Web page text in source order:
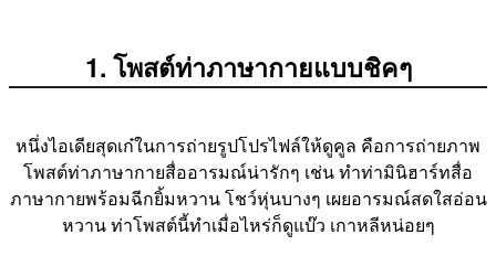
1. โพสต์ท่าภาษากายแบบชิคๆ
หนึ่งไอเดียสุดเก๋ในการถ่ายรูปโปรไฟล์ให้ดูคูล คือการถ่ายภาพ
โพสต์ท่าภาษากายสื่ออารมณ์น่ารักๆ เช่น ทำท่ามินิฮาร์ทสื่อ
ภาษากายพร้อมฉีกยิ้มหวาน โชว์หุ่นบางๆ เผยอารมณ์สดใสอ่อน
หวาน ท่าโพสต์นี้ทำเมื่อไหร่ก็ดูแบ๊ว เกาหลีหน่อยๆ